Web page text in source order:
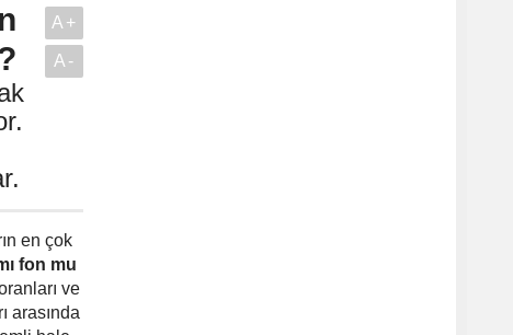
A+
A-
en çok
fon mu
ve
arasında